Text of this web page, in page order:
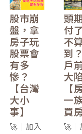
股市崩
盤，拿
房子玩
股票會
有多
慘？
【台灣
大小
事】
🚀｜加入
頭
付
不
到
戶
大
【
一
買房
🚀｜